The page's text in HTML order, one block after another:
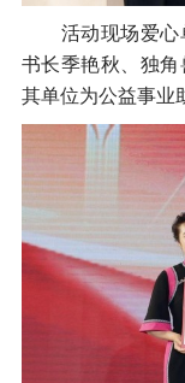
活动现场爱心
书长季艳秋、独
其单位为公益事业